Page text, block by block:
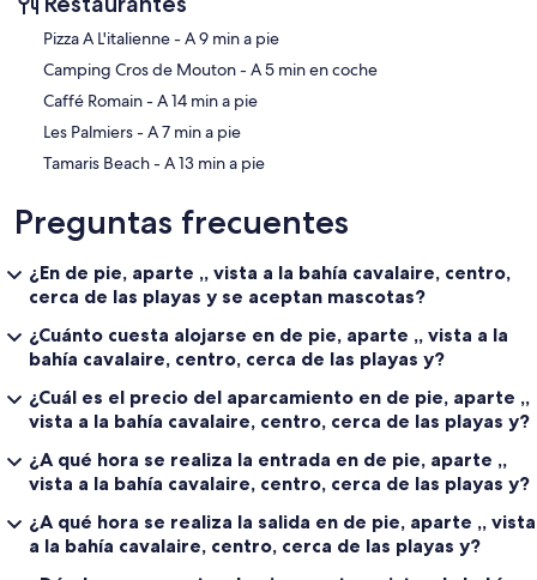
‪Pizza A L'italienne - ‬A 9 min a pie
‪Camping Cros de Mouton - ‬A 5 min en coche
‪Caffé Romain - ‬A 14 min a pie
‪Les Palmiers - ‬A 7 min a pie
‪Tamaris Beach - ‬A 13 min a pie
Preguntas frecuentes
¿En de pie, aparte ,, vista a la bahía cavalaire, centro,
cerca de las playas y se aceptan mascotas?
¿Cuánto cuesta alojarse en de pie, aparte ,, vista a la
bahía cavalaire, centro, cerca de las playas y?
¿Cuál es el precio del aparcamiento en de pie, aparte ,,
vista a la bahía cavalaire, centro, cerca de las playas y?
¿A qué hora se realiza la entrada en de pie, aparte ,,
vista a la bahía cavalaire, centro, cerca de las playas y?
¿A qué hora se realiza la salida en de pie, aparte ,, vista
a la bahía cavalaire, centro, cerca de las playas y?